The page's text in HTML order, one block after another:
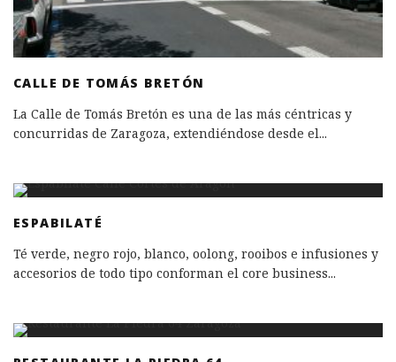
CALLE DE TOMÁS BRETÓN
La Calle de Tomás Bretón es una de las más céntricas y
concurridas de Zaragoza, extendiéndose desde el...
ESPABILATÉ
Té verde, negro rojo, blanco, oolong, rooibos e infusiones y
accesorios de todo tipo conforman el core business...